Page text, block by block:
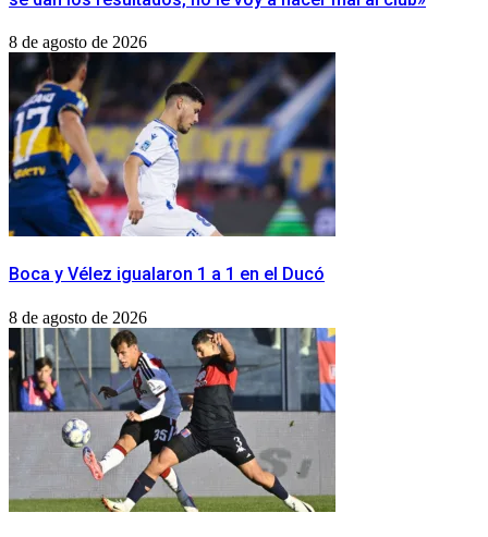
8 de agosto de 2026
Boca y Vélez igualaron 1 a 1 en el Ducó
8 de agosto de 2026